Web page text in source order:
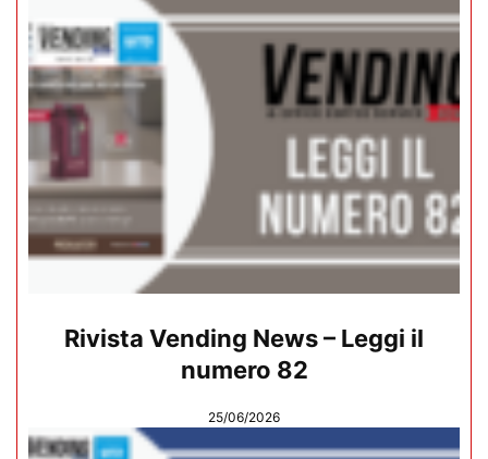
Rivista Vending News – Leggi il
numero 82
25/06/2026